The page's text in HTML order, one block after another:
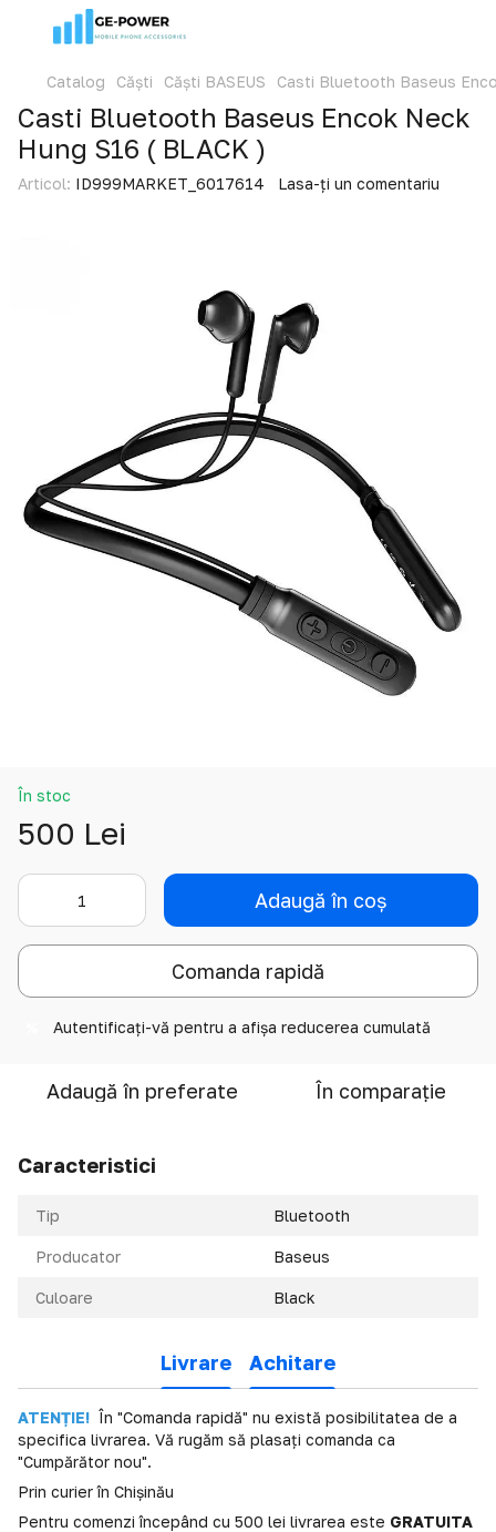
Catalog Căști Căști BASEUS Casti Bluetooth Baseus
Casti Bluetooth Baseus Encok Neck
Hung S16 ( BLACK )
Articol: ID999MARKET_6017614 Lasa-ți un comentariu
În stoc
500 Lei
Adaugă în coș
Comanda rapidă
Autentificați-vă pentru a afișa reducerea cumulată
Adaugă în preferate În comparație
Caracteristici
Tip Bluetooth
Producator Baseus
Culoare Black
Livrare Achitare
ATENȚIE! În "Comanda rapidă" nu există posibilitatea de a
specifica livrarea. Vă rugăm să plasați comanda ca
"Cumpărător nou".
Prin curier în Chișinău
Pentru comenzi începând cu 500 lei livrarea este GRATUITA